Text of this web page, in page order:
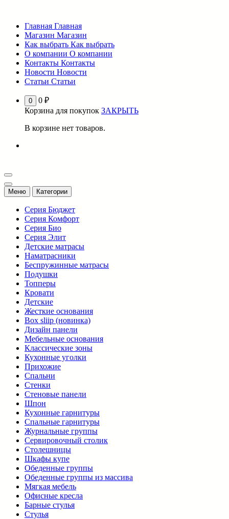
содержимому
Главная Главная
Магазин Магазин
Как выбрать Как выбрать
О компании О компании
Контакты Контакты
Новости Новости
Статьи Статьи
0 0 ₽
Корзина для покупок ЗАКРЫТЬ
В корзине нет товаров.
Меню Категории
Серия Бюджет
Серия Комфорт
Серия Био
Серия Элит
Детские матрасы
Наматрасники
Беспружинные матрасы
Подушки
Топперы
Кровати
Детские
Жесткие основания
Box sliip (новинка)
Дизайн панели
Мебельные основания
Классические зоны
Кухонные уголки
Прихожие
Спальни
Стенки
Стеновые панели
Шпон
Кухонные гарнитуры
Спальные гарнитуры
Журнальные группы
Сервировочный столик
Столешницы
Шкафы купе
Обеденные группы
Обеденные группы из массива
Мягкая мебель
Офисные кресла
Барные стулья
Стулья